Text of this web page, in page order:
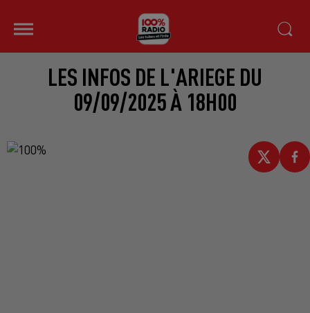
LES INFOS DE L'ARIEGE DU
09/09/2025 À 18H00